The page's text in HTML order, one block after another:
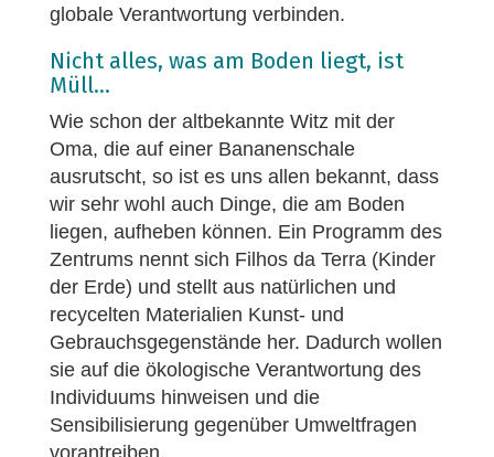
globale Verantwortung verbinden.
Nicht alles, was am Boden liegt, ist
Müll…
Wie schon der altbekannte Witz mit der
Oma, die auf einer Bananenschale
ausrutscht, so ist es uns allen bekannt, dass
wir sehr wohl auch Dinge, die am Boden
liegen, aufheben können. Ein Programm des
Zentrums nennt sich Filhos da Terra (Kinder
der Erde) und stellt aus natürlichen und
recycelten Materialien Kunst- und
Gebrauchsgegenstände her. Dadurch wollen
sie auf die ökologische Verantwortung des
Individuums hinweisen und die
Sensibilisierung gegenüber Umweltfragen